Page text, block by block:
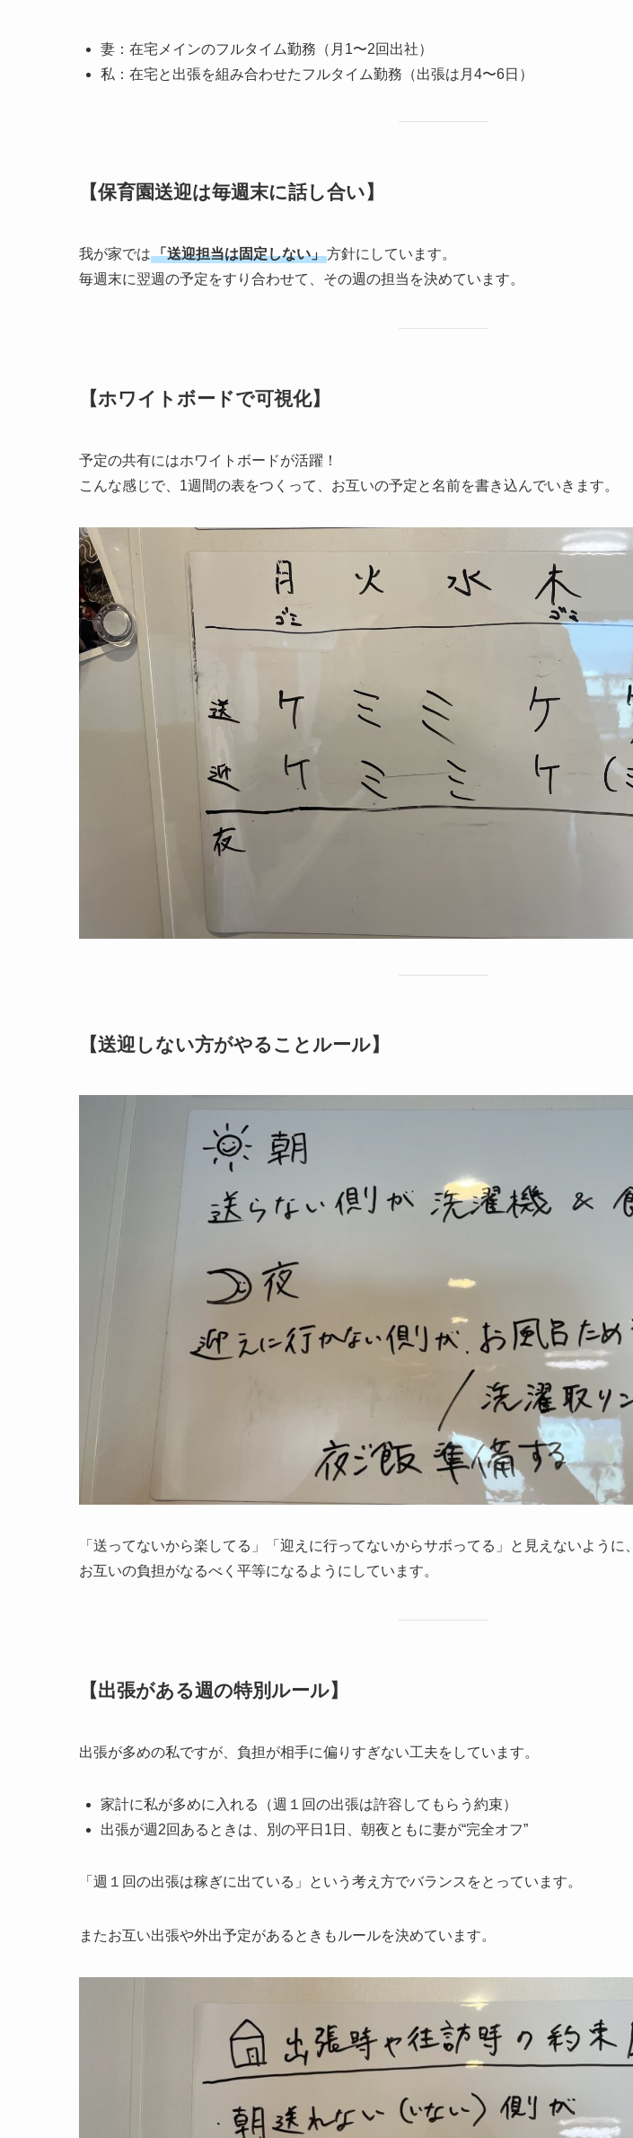
妻：在宅メインのフルタイム勤務（月1〜2回出社）
私：在宅と出張を組み合わせたフルタイム勤務（出張は月4〜6日）
【保育園送迎は毎週末に話し合い】
我が家では「送迎担当は固定しない」方針にしています。
毎週末に翌週の予定をすり合わせて、その週の担当を決めています。
【ホワイトボードで可視化】
予定の共有にはホワイトボードが活躍！
こんな感じで、1週間の表をつくって、お互いの予定と名前を書き込んでいきます。
【送迎しない方がやることルール】
「送ってないから楽してる」「迎えに行ってないからサボってる」と見えないように、
お互いの負担がなるべく平等になるようにしています。
【出張がある週の特別ルール】
出張が多めの私ですが、負担が相手に偏りすぎない工夫をしています。
家計に私が多めに入れる（週１回の出張は許容してもらう約束）
出張が週2回あるときは、別の平日1日、朝夜ともに妻が“完全オフ”
「週１回の出張は稼ぎに出ている」という考え方でバランスをとっています。
またお互い出張や外出予定があるときもルールを決めています。